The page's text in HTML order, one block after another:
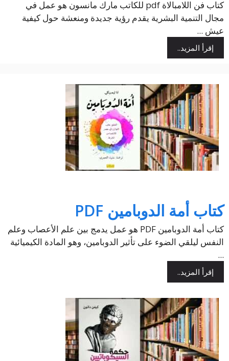
كتاب فن اللامبالاة pdf للكاتب مارك مانسون هو عمل في
مجال التنمية البشرية يقدم رؤية جديدة ومنعشة حول كيفية
عيش ...
إقرأ المزيد..
كتاب أمة الدوبامين PDF
كتاب أمة الدوبامين PDF هو عمل يدمج بين علم الأعصاب وعلم
النفس ليلقي الضوء على تأثير الدوبامين، وهو المادة الكيميائية
...
إقرأ المزيد..